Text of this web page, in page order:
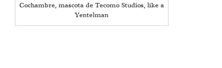
Cochambre, mascota de Tecomo Studios, like a
Yentelman